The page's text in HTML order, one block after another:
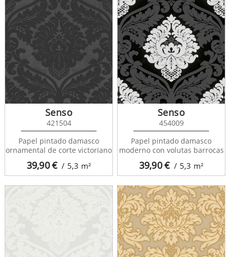
39,90€ / 5,3 m²
Senso
421504
Papel pintado damasco
ornamental de corte victoriano
39,90€ / 5,3 m²
Senso
454009
Papel pintado damasco
moderno con volutas barrocas